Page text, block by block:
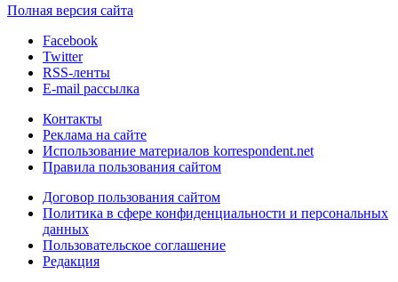
Полная версия сайта
Facebook
Twitter
RSS-ленты
E-mail рассылка
Контакты
Реклама на сайте
Использование материалов korrespondent.net
Правила пользования сайтом
Договор пользования сайтом
Политика в сфере конфиденциальности и персональных
данных
Пользовательское соглашение
Редакция